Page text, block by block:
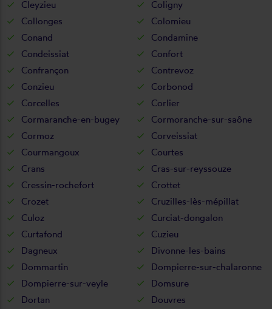
Cleyzieu
Coligny
Collonges
Colomieu
Conand
Condamine
Condeissiat
Confort
Confrançon
Contrevoz
Conzieu
Corbonod
Corcelles
Corlier
Cormaranche-en-bugey
Cormoranche-sur-saône
Cormoz
Corveissiat
Courmangoux
Courtes
Crans
Cras-sur-reyssouze
Cressin-rochefort
Crottet
Crozet
Cruzilles-lès-mépillat
Culoz
Curciat-dongalon
Curtafond
Cuzieu
Dagneux
Divonne-les-bains
Dommartin
Dompierre-sur-chalaronne
Dompierre-sur-veyle
Domsure
Dortan
Douvres